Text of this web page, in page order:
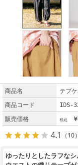
商品名
テプ
商品コード
IDS-
販売価格
4.1 （10）
ゆったりとしたラフなシ